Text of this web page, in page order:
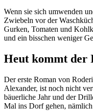
Wenn sie sich umwenden
Zwiebeln vor der
Gurken, Tomaten und
und ein bisschen weniger
Heut kommt
Der erste Roman von
Alexander, ist noch nicht
bäuerliche Jahr und der
Mal ins Dorf gehen,